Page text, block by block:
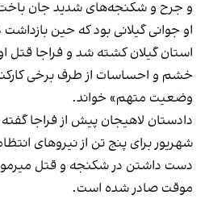
‌و جرح و شکنجه‌های شدیدجان
او جوانی گیلانی بود که حین بازداشت
استان گیلان کشته شد و فراجا قتل
خشم و احساسات از طرف برخی
وضعیت متهم» خواند.
دادستان لاهیجان پیش از فراجا
شهریور برای پنج تن از نیروهای
دست داشتن در شکنجه و قتل
موقت صادر شده است.